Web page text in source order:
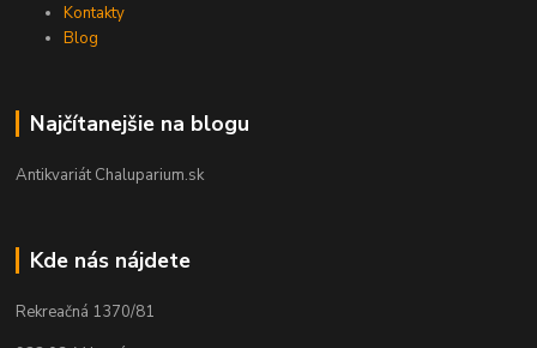
Kontakty
Blog
Najčítanejšie na blogu
Antikvariát Chaluparium.sk
Kde nás nájdete
Rekreačná 1370/81